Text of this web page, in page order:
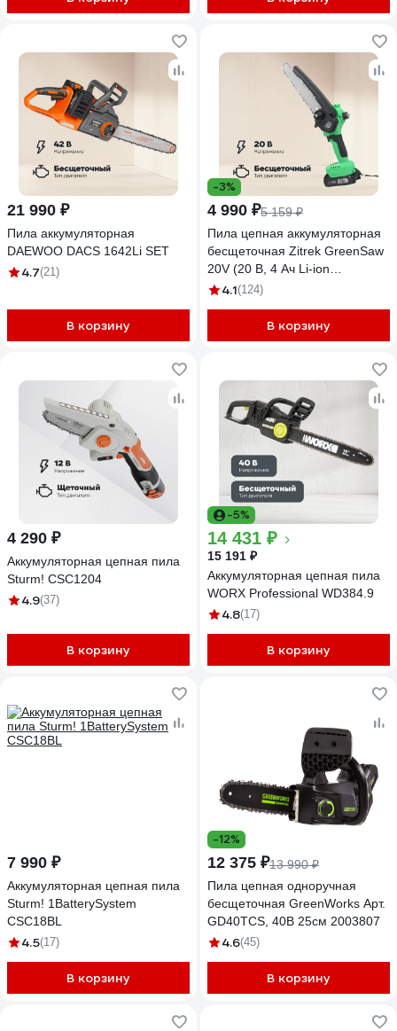
21 990 ₽
Пила аккумуляторная
DAEWOO DACS 1642Li SET
4.7(21)
В корзину
-3%
4 990 ₽5 159 ₽
Пила цепная аккумуляторная
бесщеточная Zitrek GreenSaw
20V (20 В, 4 Ач Li-ion
аккумулятор 1 шт, 2 Ач Li-ion
4.1(124)
В корзину
4 290 ₽
Аккумуляторная цепная пила
Sturm! CSC1204
4.9(37)
В корзину
-5%
14 431 ₽
15 191 ₽
Аккумуляторная цепная пила
WORX Professional WD384.9
4.8(17)
В корзину
7 990 ₽
Аккумуляторная цепная пила
Sturm! 1BatterySystem
CSC18BL
4.5(17)
В корзину
-12%
12 375 ₽13 990 ₽
Пила цепная одноручная
бесщеточная GreenWorks Арт.
GD40TCS, 40В 25см 2003807
4.6(45)
В корзину